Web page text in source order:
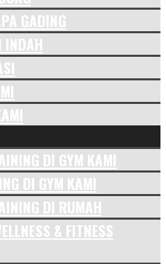
GADING
INDAH
DI GYM KAMI
DI GYM KAMI
DI RUMAH
& FITNESS